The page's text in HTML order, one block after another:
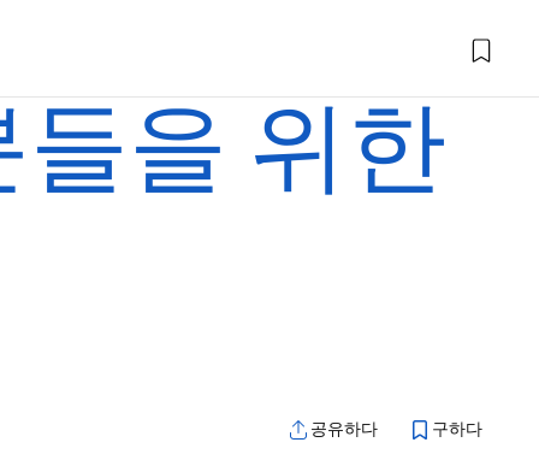
들을 위한
공유하다 구하다